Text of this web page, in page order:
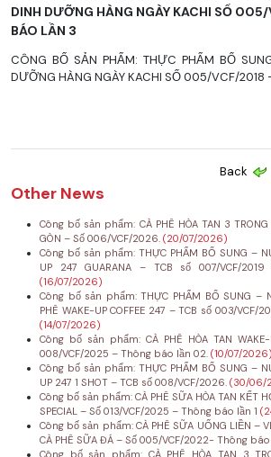
DINH DƯỠNG HÀNG NGÀY KACHI SỐ
BÁO LẦN 3
CÔNG BỐ SẢN PHẨM: THỰC PHẨM BỔ
DƯỠNG HÀNG NGÀY KACHI SỐ 005/VCF/2018
Back
Other News
Công bố sản phẩm: CÀ PHÊ HÒA TAN 3 TRONG
GÒN – Số 006/VCF/2026. (20/07/2026)
Công bố sản phẩm: THỰC PHẨM BỔ SUNG –
UP 247 GUARANA – TCB số 007/VCF/
(16/07/2026)
Công bố sản phẩm: THỰC PHẨM BỔ SUNG –
PHÊ WAKE-UP COFFEE 247 – TCB số 003/
(14/07/2026)
Công bố sản phẩm: CÀ PHÊ HÒA TAN
008/VCF/2025 – Thông báo lần 02. (10/07/2026)
Công bố sản phẩm: THỰC PHẨM BỔ SUNG –
UP 247 1 SHOT – TCB số 008/VCF/2026. (30/06/
Công bố sản phẩm: CÀ PHÊ SỮA HÒA TAN KẾT
SPECIAL – Số 013/VCF/2025 – Thông báo lần 1
Công bố sản phẩm: CÀ PHÊ SỮA UỐNG LIỀN –
CÀ PHÊ SỮA ĐÁ – Số 005/VCF/2022- Thông báo
Công bố sản phẩm: CÀ PHÊ HÒA TAN 3